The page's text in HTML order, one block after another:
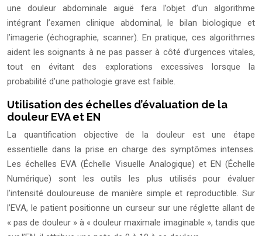
une douleur abdominale aiguë fera l’objet d’un algorithme
intégrant l’examen clinique abdominal, le bilan biologique et
l’imagerie (échographie, scanner). En pratique, ces algorithmes
aident les soignants à ne pas passer à côté d’urgences vitales,
tout en évitant des explorations excessives lorsque la
probabilité d’une pathologie grave est faible.
Utilisation des échelles d’évaluation de la
douleur EVA et EN
La quantification objective de la douleur est une étape
essentielle dans la prise en charge des symptômes intenses.
Les échelles EVA (Échelle Visuelle Analogique) et EN (Échelle
Numérique) sont les outils les plus utilisés pour évaluer
l’intensité douloureuse de manière simple et reproductible. Sur
l’EVA, le patient positionne un curseur sur une réglette allant de
« pas de douleur » à « douleur maximale imaginable », tandis que